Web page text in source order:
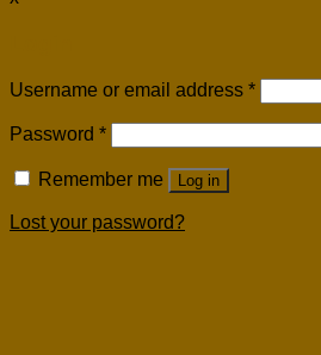
Username or email address *
Password *
Remember me Log in
Lost your password?